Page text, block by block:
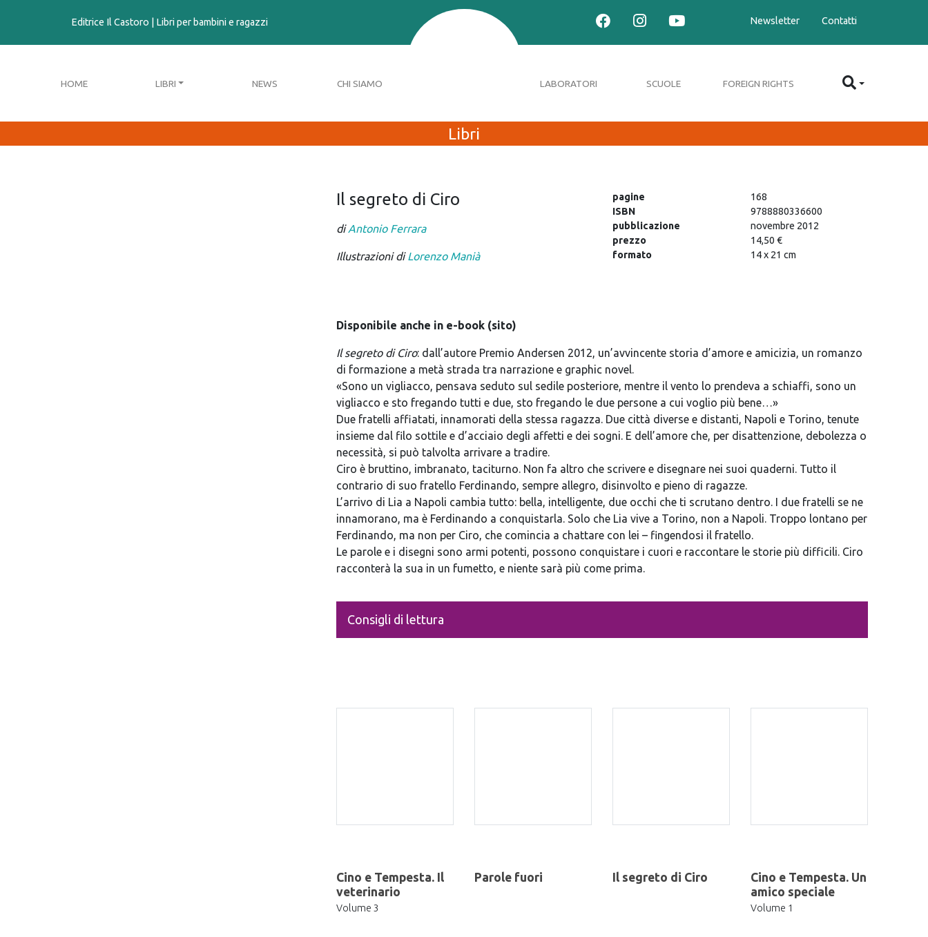
Editrice Il Castoro | Libri per bambini e ragazzi Newsletter Contatti
HOME LIBRI NEWS CHI SIAMO LABORATORI SCUOLE FOREIGN RIGHTS
Libri
Il segreto di Ciro
diAntonio Ferrara
Illustrazioni diLorenzo Manià
pagine
168
ISBN
9788880336600
pubblicazione
novembre 2012
prezzo
14,50 €
formato
14 x 21 cm
Disponibile anche in e-book (sito)
Il segreto di Ciro: dall’autore Premio Andersen 2012, un’avvincente storia d’amore e amicizia, un romanzo
di formazione a metà strada tra narrazione e graphic novel.
«Sono un vigliacco, pensava seduto sul sedile posteriore, mentre il vento lo prendeva a schiaffi, sono un
vigliacco e sto fregando tutti e due, sto fregando le due persone a cui voglio più bene…»
Due fratelli affiatati, innamorati della stessa ragazza. Due città diverse e distanti, Napoli e Torino, tenute
insieme dal filo sottile e d’acciaio degli affetti e dei sogni. E dell’amore che, per disattenzione, debolezza o
necessità, si può talvolta arrivare a tradire.
Ciro è bruttino, imbranato, taciturno. Non fa altro che scrivere e disegnare nei suoi quaderni. Tutto il
contrario di suo fratello Ferdinando, sempre allegro, disinvolto e pieno di ragazze.
L’arrivo di Lia a Napoli cambia tutto: bella, intelligente, due occhi che ti scrutano dentro. I due fratelli se ne
innamorano, ma è Ferdinando a conquistarla. Solo che Lia vive a Torino, non a Napoli. Troppo lontano per
Ferdinando, ma non per Ciro, che comincia a chattare con lei – fingendosi il fratello.
Le parole e i disegni sono armi potenti, possono conquistare i cuori e raccontare le storie più difficili. Ciro
racconterà la sua in un fumetto, e niente sarà più come prima.
Consigli di lettura
Cino e Tempesta. Il
veterinario
Volume 3
Parole fuori Il segreto di Ciro
Cino e Tempesta. Un
amico speciale
Volume 1